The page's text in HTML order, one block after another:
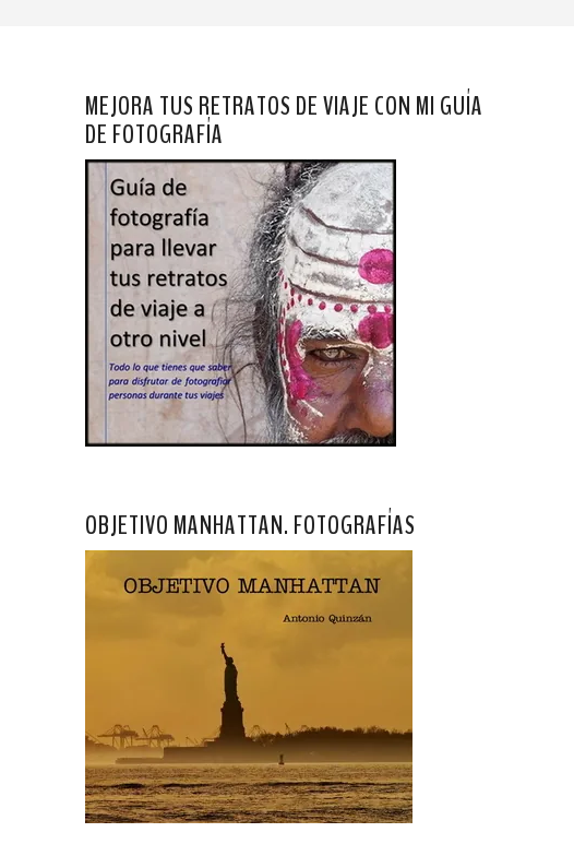
MEJORA TUS RETRATOS DE VIAJE CON MI GUÍA
DE FOTOGRAFÍA
OBJETIVO MANHATTAN. FOTOGRAFÍAS